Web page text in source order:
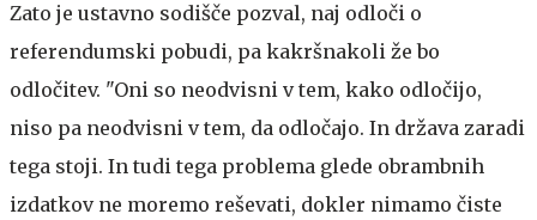
Zato je ustavno sodišče pozval, naj odloči o
referendumski pobudi, pa kakršnakoli že bo
odločitev. "Oni so neodvisni v tem, kako odločijo,
niso pa neodvisni v tem, da odločajo. In država zaradi
tega stoji. In tudi tega problema glede obrambnih
izdatkov ne moremo reševati, dokler nimamo čiste